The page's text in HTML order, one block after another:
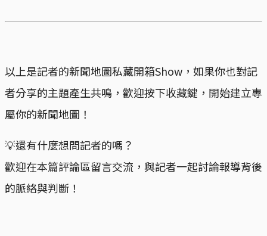
以上是記者的新聞地圖私藏開箱Show，如果你也對記
者分享的主題產生共鳴，歡迎按下收藏鍵，開始建立專
屬你的新聞地圖！
💡還有什麼想問記者的嗎？
歡迎在本篇評論區留言交流，與記者一起討論報導背後
的脈絡與判斷！